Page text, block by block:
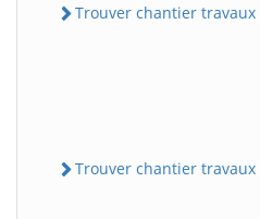
Trouver chantier travaux
Trouver chantier travaux